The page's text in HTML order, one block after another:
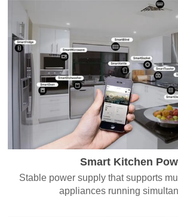
Smart Kitchen
Stable power supply that supports
appliances running